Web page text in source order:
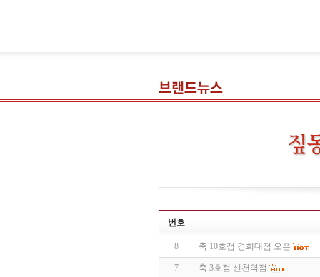
번호
8 축 10호점 경희대점 오픈
7 축 3호점 신천역점